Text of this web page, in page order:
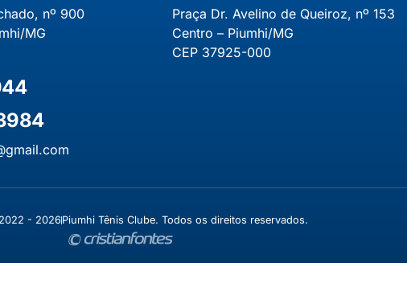
nº 900
MG
Praça Dr. Avelino de Queiroz, nº 153
Centro – Piumhi/MG
CEP 37925-000
- 2026Piumhi Tênis Clube. Todos os direitos reservados.